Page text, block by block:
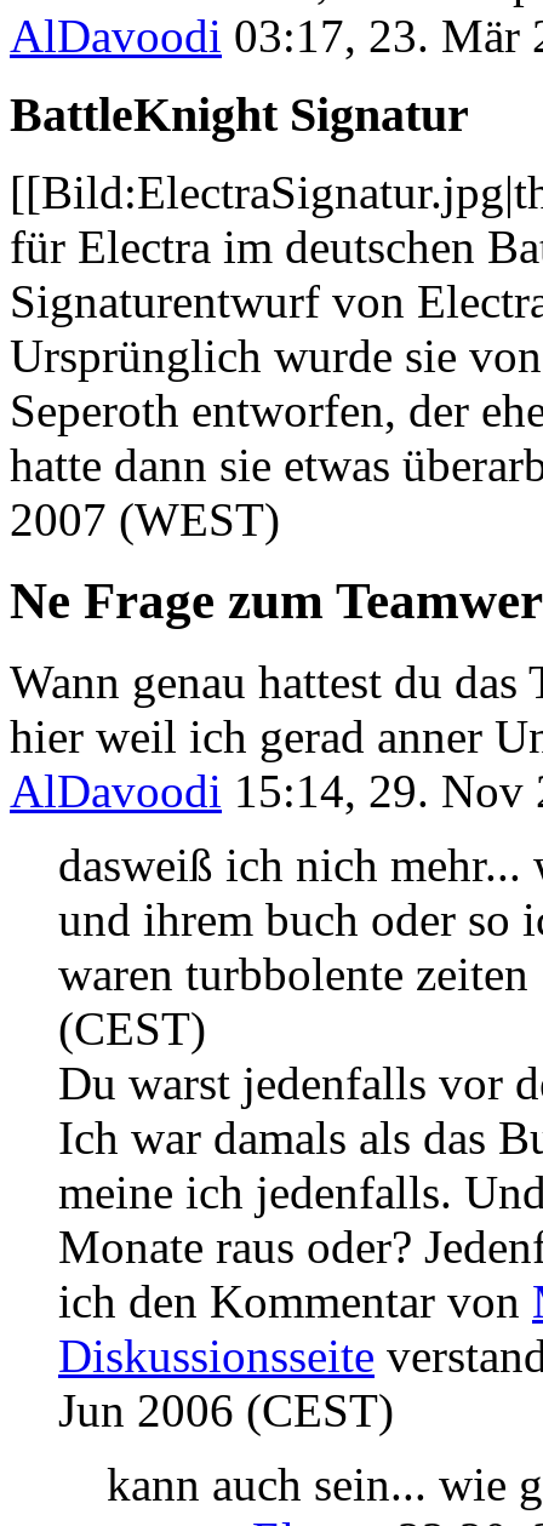
AlDavoodi 03:17, 23. Mär
BattleKnight Signatur
für Electra im deutschen
Signaturentwurf von
Ursprünglich wurde sie
Seperoth entworfen, der
hatte dann sie etwas
2007 (WEST)
Ne Frage zum
Wann genau hattest du das
hier weil ich gerad anner
AlDavoodi 15:14, 29. Nov
dasweiß ich nich
und ihrem buch oder so
waren turbbolente zeiten
(CEST)
Du warst jedenfalls vor
Ich war damals als das
meine ich jedenfalls.
Monate raus oder?
ich den Kommentar von
Diskussionsseite
Jun 2006 (CEST)
kann auch sein... wie